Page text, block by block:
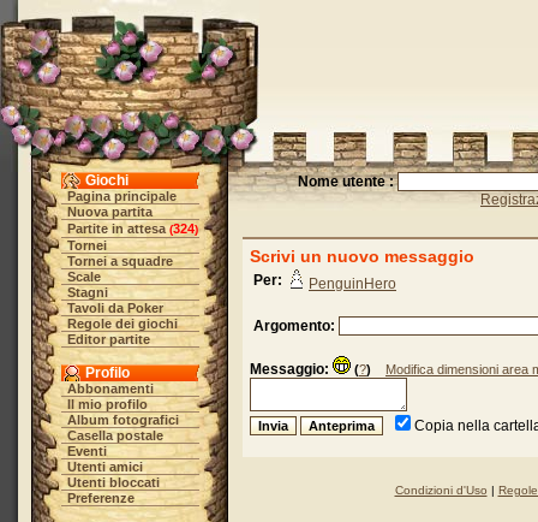
Giochi
Pagina principale
Nuova partita
Partite in attesa (324)
Tornei
Tornei a squadre
Scale
Stagni
Tavoli da Poker
Regole dei giochi
Editor partite
Profilo
Abbonamenti
Il mio profilo
Album fotografici
Casella postale
Eventi
Utenti amici
Utenti bloccati
Preferenze
Nome utente :
Scrivi un nuovo messaggio
Per: PenguinHero
Argomento:
Messaggio: (?) Modifica dimensioni area
Copia nella
Condizioni d'Uso |